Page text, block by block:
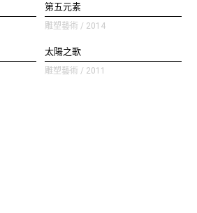
第五元素
雕塑藝術 / 2014
太陽之歌
雕塑藝術 / 2011